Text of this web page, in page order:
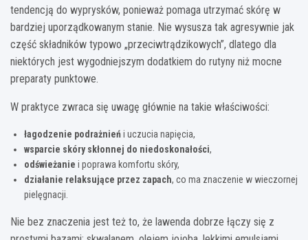
tendencją do wyprysków, ponieważ pomaga utrzymać skórę w
bardziej uporządkowanym stanie. Nie wysusza tak agresywnie jak
część składników typowo „przeciwtrądzikowych”, dlatego dla
niektórych jest wygodniejszym dodatkiem do rutyny niż mocne
preparaty punktowe.
W praktyce zwraca się uwagę głównie na takie właściwości:
łagodzenie podrażnieńi uczucia napięcia,
wsparcie skóry skłonnej do niedoskonałości,
odświeżanie i poprawa komfortu skóry,
działanie relaksujące przez zapach, co ma znaczenie w wieczornej
pielęgnacji.
Nie bez znaczenia jest też to, że lawenda dobrze łączy się z